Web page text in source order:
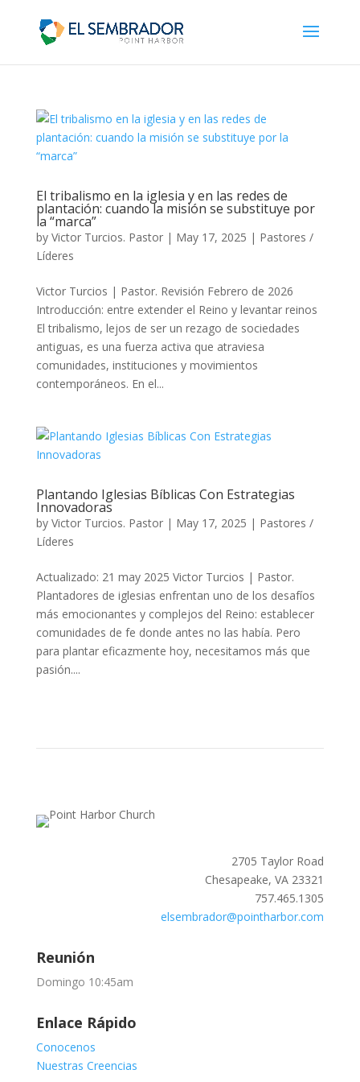
El tribalismo en la iglesia y en las redes de
plantación: cuando la misión se substituye por
la “marca”
by Victor Turcios. Pastor| May 17, 2025 | Pastores /
Líderes
Victor Turcios | Pastor. Revisión Febrero de 2026
Introducción: entre extender el Reino y levantar reinos
El tribalismo, lejos de ser un rezago de sociedades
antiguas, es una fuerza activa que atraviesa
comunidades, instituciones y movimientos
contemporáneos. En el...
Plantando Iglesias Bíblicas Con Estrategias
Innovadoras
by Victor Turcios. Pastor| May 17, 2025 | Pastores /
Líderes
Actualizado: 21 may 2025 Victor Turcios | Pastor.
Plantadores de iglesias enfrentan uno de los desafíos
más emocionantes y complejos del Reino: establecer
comunidades de fe donde antes no las había. Pero
para plantar eficazmente hoy, necesitamos más que
pasión....
2705 Taylor Road
Chesapeake, VA 23321
757.465.1305
elsembrador@pointharbor.com
Reunión
Domingo 10:45am
Enlace Rápido
Conocenos
Nuestras Creencias